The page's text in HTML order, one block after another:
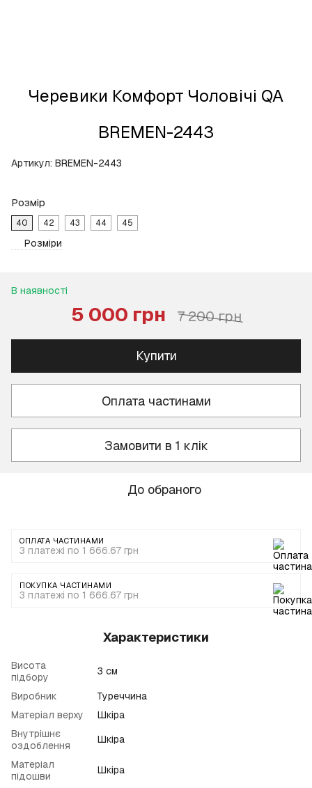
Черевики Комфорт Чоловічі QA
BREMEN-2443
Артикул: BREMEN-2443
Розмір
40 42 43 44 45
Розміри
В наявності
5 000 грн 7 200 грн
Купити
Оплата частинами
Замовити в 1 клік
До обраного
ОПЛАТА ЧАСТИНАМИ
3 платежі по 1 666.67 грн
ПОКУПКА ЧАСТИНАМИ
3 платежі по 1 666.67 грн
Характеристики
Висота
підбору
3 см
Виробник
Туреччина
Матеріал верху
Шкіра
Внутрішнє
оздоблення
Шкіра
Матеріал
підошви
Шкіра